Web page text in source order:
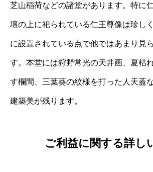
芝山稲荷などの諸堂があります。特に
壇の上に祀られている仁王尊像は珍し
に設置されている点で他ではあまり見
す。本堂には狩野常光の天井画、夏枯
す欄間、三葉葵の紋様を打った人天蓋
建築美が残ります。
ご利益に関する詳し